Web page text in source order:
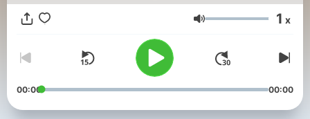
Наслади се на ясен и изразителен прочит. 🙏 Нека Словото
оживее в сърцето ти! Слушай. Размишлявай. Израствай
Volume 1 x
00:00 00:00